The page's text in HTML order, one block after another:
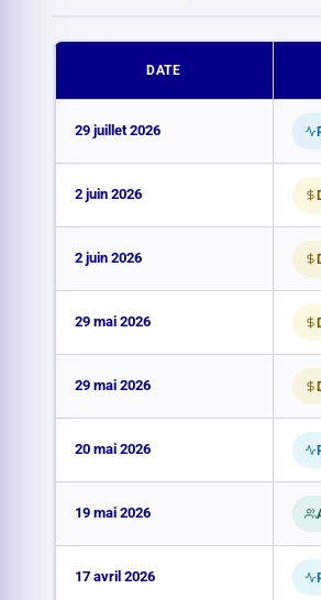
DATE
29 juillet 2026
2 juin 2026
2 juin 2026
29 mai 2026
29 mai 2026
20 mai 2026
19 mai 2026
17 avril 2026